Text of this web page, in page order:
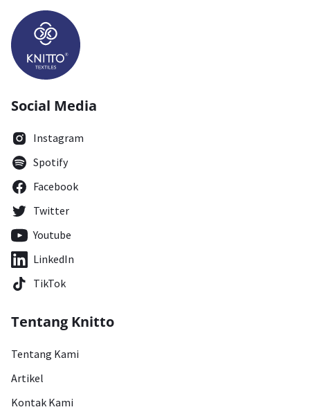
Social Media
Instagram
Spotify
Facebook
Twitter
Youtube
LinkedIn
TikTok
Tentang Knitto
Tentang Kami
Artikel
Kontak Kami